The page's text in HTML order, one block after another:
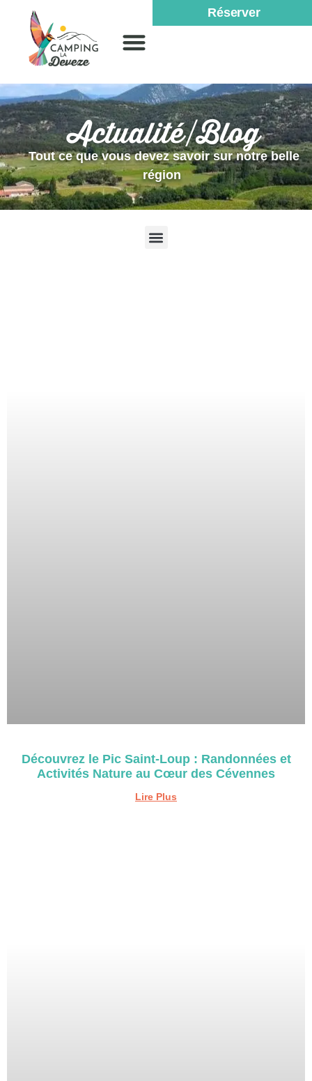
Réserver
Actualité/Blog
Tout ce que vous devez savoir sur notre belle
région
Découvrez le Pic Saint-Loup : Randonnées et
Activités Nature au Cœur des Cévennes
Lire Plus